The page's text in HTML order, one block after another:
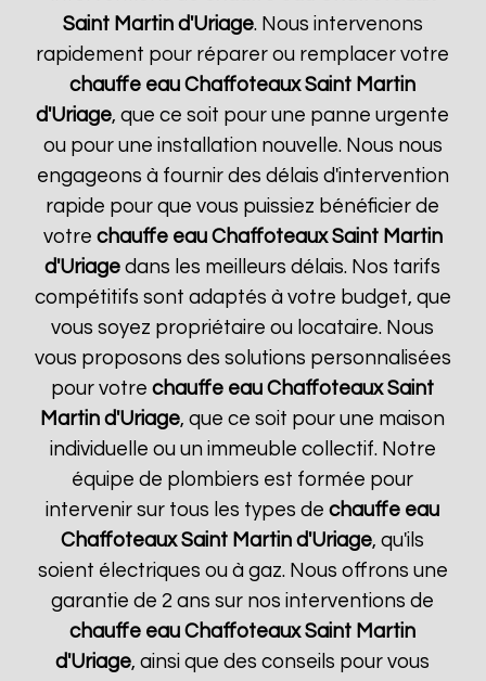
Saint Martin d'Uriage. Nous intervenons
rapidement pour réparer ou remplacer votre
chauffe eau Chaffoteaux Saint Martin
d'Uriage, que ce soit pour une panne urgente
ou pour une installation nouvelle. Nous nous
engageons à fournir des délais d'intervention
rapide pour que vous puissiez bénéficier de
votre chauffe eau Chaffoteaux Saint Martin
d'Uriage dans les meilleurs délais. Nos tarifs
compétitifs sont adaptés à votre budget, que
vous soyez propriétaire ou locataire. Nous
vous proposons des solutions personnalisées
pour votrechauffe eau Chaffoteaux Saint
Martin d'Uriage, que ce soit pour une maison
individuelle ou un immeuble collectif. Notre
équipe de plombiers est formée pour
intervenir sur tous les types dechauffe eau
Chaffoteaux Saint Martin d'Uriage, qu'ils
soient électriques ou à gaz. Nous offrons une
garantie de 2 ans sur nos interventions de
chauffe eau Chaffoteaux Saint Martin
d'Uriage, ainsi que des conseils pour vous